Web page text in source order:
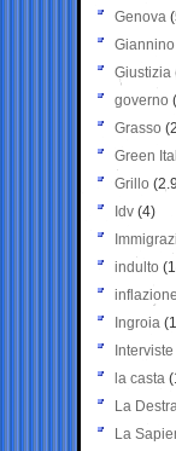
Genova
Giannino
Giustizia
governo
Grasso
Green
Grillo
Idv (4)
indulto
inflazione
Ingroia
Interviste
la casta
La
La